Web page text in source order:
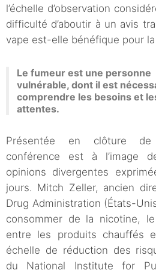
l’échelle d’observation
difficulté d’aboutir à un avis
vape est-elle bénéfique pour
Le fumeur est une personne
vulnérable, dont il est
comprendre les besoins et
attentes.
Présentée en clôture de
conférence est à l’image
opinions divergentes
jours. Mitch Zeller, ancien
Drug Administration (États-
consommer de la nicotine,
entre les produits chauffés
échelle de réduction des
du National Institute for